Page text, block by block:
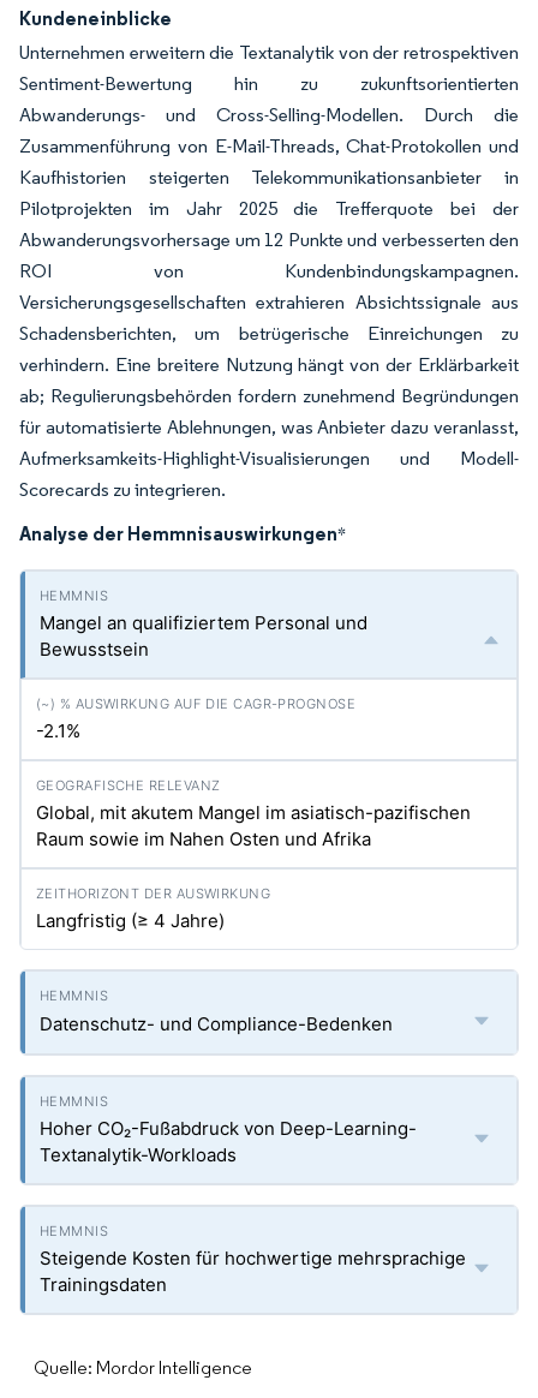
Kundeneinblicke
Unternehmen erweitern die Textanalytik von der retrospektiven
Sentiment-Bewertung hin zu zukunftsorientierten
Abwanderungs- und Cross-Selling-Modellen. Durch die
Zusammenführung von E-Mail-Threads, Chat-Protokollen und
Kaufhistorien steigerten Telekommunikationsanbieter in
Pilotprojekten im Jahr 2025 die Trefferquote bei der
Abwanderungsvorhersage um 12 Punkte und verbesserten den
ROI von Kundenbindungskampagnen.
Versicherungsgesellschaften extrahieren Absichtssignale aus
Schadensberichten, um betrügerische Einreichungen zu
verhindern. Eine breitere Nutzung hängt von der Erklärbarkeit
ab; Regulierungsbehörden fordern zunehmend Begründungen
für automatisierte Ablehnungen, was Anbieter dazu veranlasst,
Aufmerksamkeits-Highlight-Visualisierungen und Modell-
Scorecards zu integrieren.
Analyse der Hemmnisauswirkungen*
Mangel an qualifiziertem Personal und
Bewusstsein
-2.1%
Global, mit akutem Mangel im asiatisch-pazifischen
Raum sowie im Nahen Osten und Afrika
Langfristig (≥ 4 Jahre)
Datenschutz- und Compliance-Bedenken
Hoher CO₂-Fußabdruck von Deep-Learning-
Textanalytik-Workloads
Steigende Kosten für hochwertige mehrsprachige
Trainingsdaten
Quelle: Mordor Intelligence